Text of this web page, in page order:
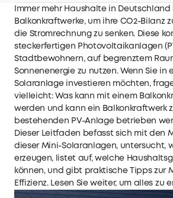
Immer mehr Haushalte in
Balkonkraftwerke, um ihre CO2-Bilanz
die Stromrechnung zu senken. Diese
steckerfertigen Photovoltaikanlagen
Stadtbewohnern, auf begrenztem
Sonnenenergie zu nutzen. Wenn Sie in
Solaranlage investieren möchten,
vielleicht: Was kann mit einem
werden und kann ein Balkonkraftwerk
bestehenden PV-Anlage betrieben
Dieser Leitfaden befasst sich mit den
dieser Mini-Solaranlagen, untersucht,
erzeugen, listet auf, welche
können, und gibt praktische Tipps zur
Effizienz. Lesen Sie weiter, um alles zu